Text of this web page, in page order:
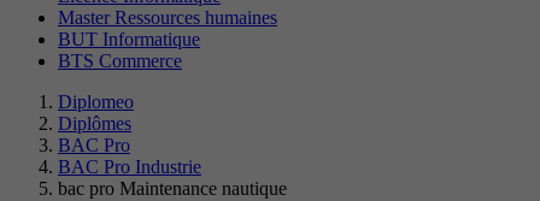
Master Ressources humaines
BUT Informatique
BTS Commerce
Diplomeo
Diplômes
BAC Pro
BAC Pro Industrie
bac pro Maintenance nautique